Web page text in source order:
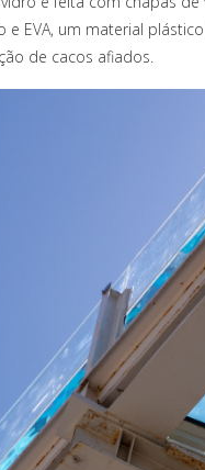
e EVA, um material
de cacos afiados.